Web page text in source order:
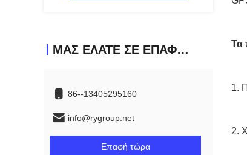
ΜΑΣ ΕΛΆΤΕ ΣΕ ΕΠΑΦΉ ΜΕ
86--13405295160
info@rygroup.net
Επαφή τώρα
Τα
1.
2.